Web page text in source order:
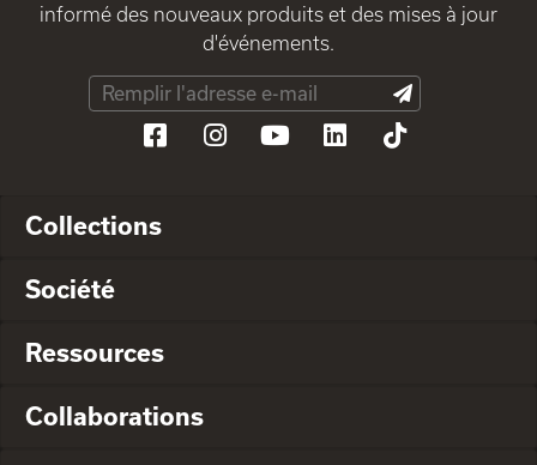
informé des nouveaux produits et des mises à jour
d'événements.
Collections
Société
Ressources
Collaborations